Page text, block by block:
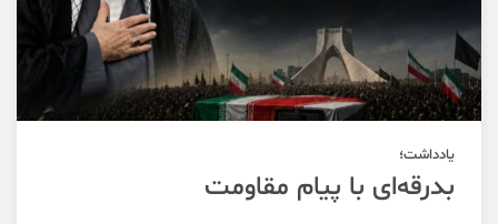
یادداشت؛
بدرقه‌ای با پیام مقاومت